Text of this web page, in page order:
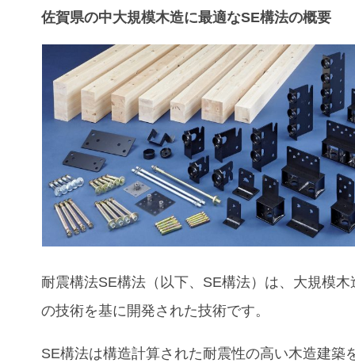
佐賀県の中大規模木造に最適なSE構法の概要
耐震構法SE構法（以下、SE構法）は、大規模木
の技術を基に開発された技術です。
SE構法は構造計算された耐震性の高い木造建築